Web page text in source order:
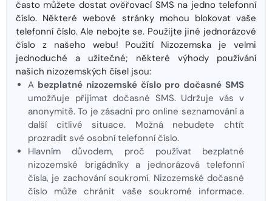
často můžete dostat ověřovací SMS na jedno telefonní
číslo. Některé webové stránky mohou blokovat vaše
telefonní číslo. Ale nebojte se. Použijte jiné jednorázové
číslo z našeho webu! Použití Nizozemska je velmi
jednoduché a užitečné; některé výhody používání
našich nizozemských čísel jsou:
A bezplatné nizozemské číslo pro dočasné SMS
umožňuje přijímat dočasné SMS. Udržuje vás v
anonymitě. To je zásadní pro online seznamování a
další citlivé situace. Možná nebudete chtít
prozradit své osobní telefonní číslo.
Hlavním důvodem, proč používat bezplatné
nizozemské brigádníky a jednorázová telefonní
čísla, je zachování soukromí. Nizozemské dočasné
číslo může chránit vaše soukromé informace.